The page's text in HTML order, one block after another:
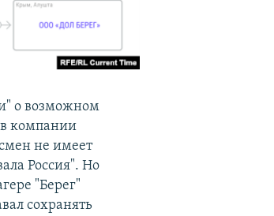
о возможном
в компании
не имеет
Россия". Но
"Берег"
сохранять